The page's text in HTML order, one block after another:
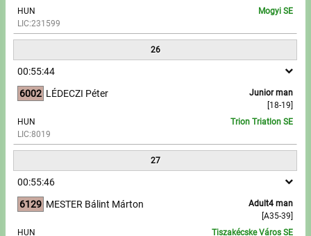
HUN
LIC:231599
Mogyi SE
26
00:55:44
6002
Junior man
[18-19]
LÉDECZI Péter
HUN
LIC:8019
Trion Triatlon SE
27
00:55:46
6129
Adult4 man
[A35-39]
MESTER Bálint Márton
HUN
Tiszakécske Város SE